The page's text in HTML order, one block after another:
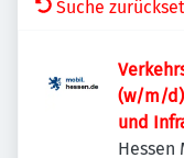
Suche
(w/m/d)
und
Hessen